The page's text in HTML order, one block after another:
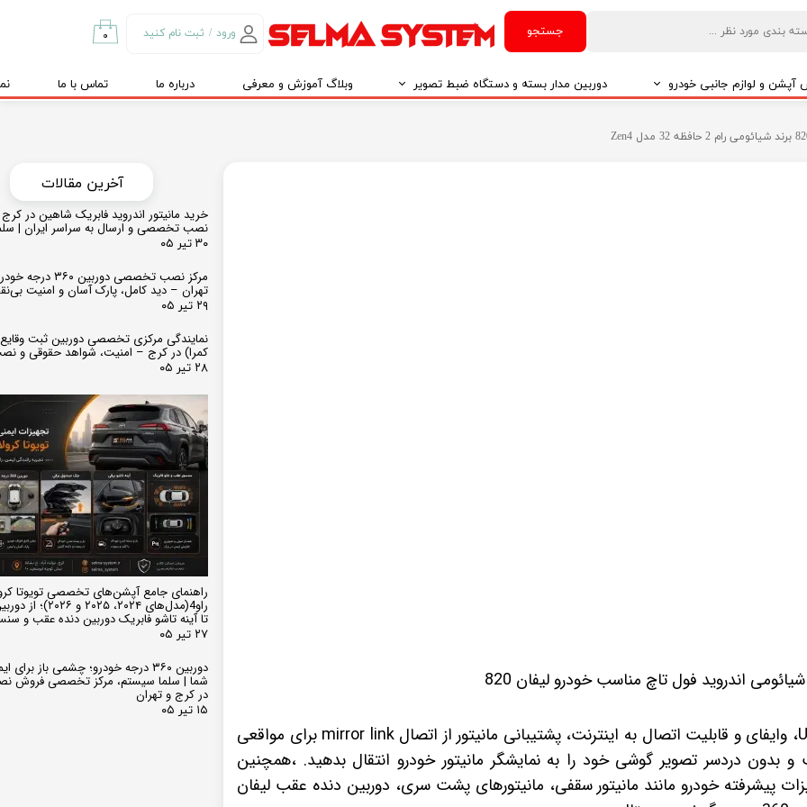
جستجو ورود / ثبت نام کنید
تغییر گذر واژه
۰
و لوازم جانبی خودرو دوربین مدار بسته و دستگاه ضبط تصویر وبلاگ آموزش و معرفی درباره ما تماس با ما
اندروید فول تاچ مناسب خودرو لیفان 820
دارای دو عدد پورت USB، وایفای و قابلیت اتصال به اینترنت، پشتیبانی مانیتور از اتصال mirror link برای مواقعی
بدون دردسر تصویر گوشی خود را به نمایشگر مانیتور خودرو انتقال بدهید. ،همچنین
پیشرفته خودرو مانند مانیتور سقفی، مانیتورهای پشت سری، دوربین دنده عقب لیفان
خرید مانیتور اندروید فابریک شاهین در
نصب تخصصی و ارسال به سراسر ایران |
۳۰ تیر ۰۵
مرکز نصب تخصصی
تهران – دید کامل، پارک آسان و امنیت
۲۹ تیر ۰۵
نمایندگی مرکزی تخصصی دوربین ثبت
کمرا) در کرج – امنیت، شواهد حقوقی و
۲۸ تیر ۰۵
راهنمای جامع آپشن‌های تخصصی تویوتا
تا آینه تاشو فابریک دوربین دنده عقب و
۲۷ تیر ۰۵
دوربین ۳۶۰ درجه خودرو؛ چشمی باز
شما | سلما سیستم، مرکز تخصصی فروش
در کرج و تهران
۱۵ تیر ۰۵
​​آخرین مقالات